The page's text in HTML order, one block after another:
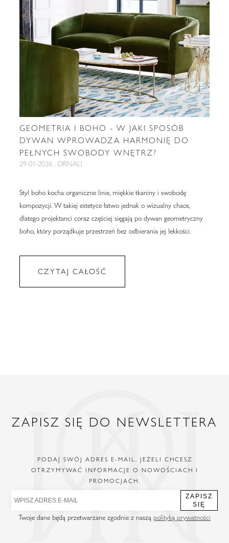
GEOMETRIA I BOHO - W JAKI SPOSÓB
DYWAN WPROWADZA HARMONIĘ DO
PEŁNYCH SWOBODY WNĘTRZ?
29-01-2026 , ORNALI
Styl boho kocha organiczne linie, miękkie tkaniny i swobodę
kompozycji. W takiej estetyce łatwo jednak o wizualny chaos,
dlatego projektanci coraz częściej sięgają po dywan geometryczny
boho, który porządkuje przestrzeń bez odbierania jej lekkości.
CZYTAJ CAŁOŚĆ
ZAPISZ SIĘ DO NEWSLETTERA
PODAJ SWÓJ ADRES E-MAIL, JEŻELI CHCESZ
OTRZYMYWAĆ INFORMACJE O NOWOŚCIACH I
PROMOCJACH.
ZAPISZ
SIĘ
Twoje dane będą przetwarzane zgodnie z naszą polityką prywatności